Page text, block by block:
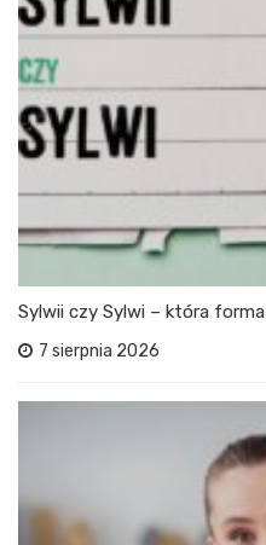
Sylwii czy Sylwi – która
7 sierpnia 2026